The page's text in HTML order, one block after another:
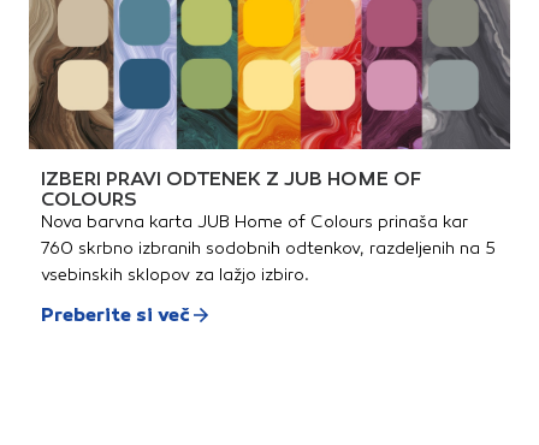
IZBERI PRAVI ODTENEK Z JUB HOME OF
COLOURS
Nova barvna karta JUB Home of Colours prinaša kar
760 skrbno izbranih sodobnih odtenkov, razdeljenih na 5
vsebinskih sklopov za lažjo izbiro.
Preberite si več